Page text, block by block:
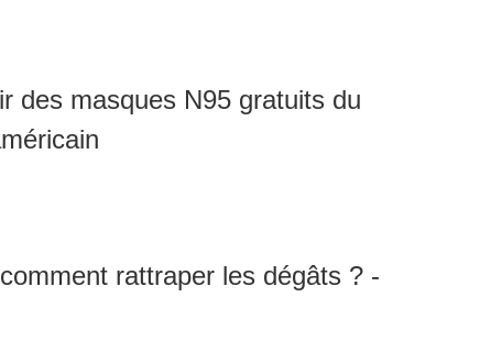
des masques N95 gratuits du
rattraper les dégâts ? -